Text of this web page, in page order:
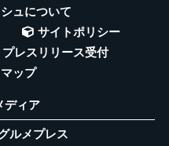
ュについて
サイトポリシー
プレスリリース受付
ップ
ディア
ルメプレス